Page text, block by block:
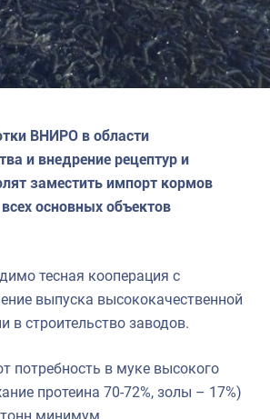
ВНИРО в области
и внедрение рецептур и
заместить импорт кормов
основных объектов
тесная кооперация с
выпуска высококачественной
в строительство заводов.
потребность в муке высокого
протеина 70-72%, золы – 17%)